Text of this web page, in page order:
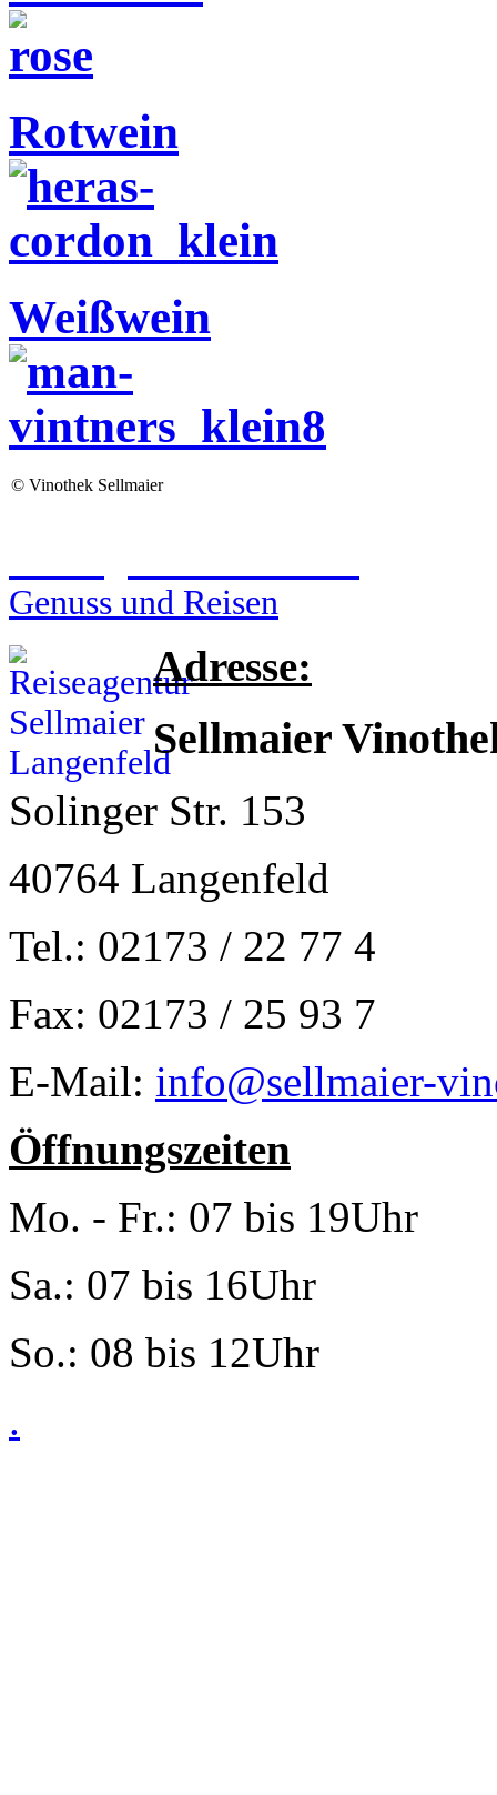
Rotwein
Weißwein
© Vinothek Sellmaier
Genuss und Reisen
Adresse:
Sellmaier
Solinger Str. 153
40764 Langenfeld
Tel.: 02173 / 22 77 4
Fax: 02173 / 25 93 7
E-Mail: info@sellmaier-
Öffnungszeiten
Mo. - Fr.: 07 bis 19Uhr
Sa.: 07 bis 16Uhr
So.: 08 bis 12Uhr
.